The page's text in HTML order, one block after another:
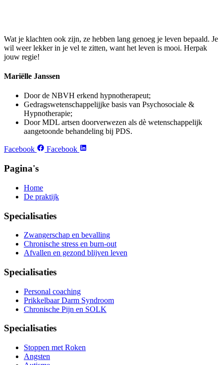
Wat je klachten ook zijn, ze hebben lang genoeg je leven bepaald. Je
wil weer lekker in je vel te zitten, want het leven is mooi. Herpak
jouw regie!
Mariëlle Janssen
Door de NBVH erkend hypnotherapeut;
Gedragswetenschappelijjke basis van Psychosociale &
Hypnotherapie;
Door MDL artsen doorverwezen als dè wetenschappelijk
aangetoonde behandeling bij PDS.
Facebook Facebook
Pagina's
Home
De praktijk
Specialisaties
Zwangerschap en bevalling
Chronische stress en burn-out
Afvallen en gezond blijven leven
Specialisaties
Personal coaching
Prikkelbaar Darm Syndroom
Chronische Pijn en SOLK
Specialisaties
Stoppen met Roken
Angsten